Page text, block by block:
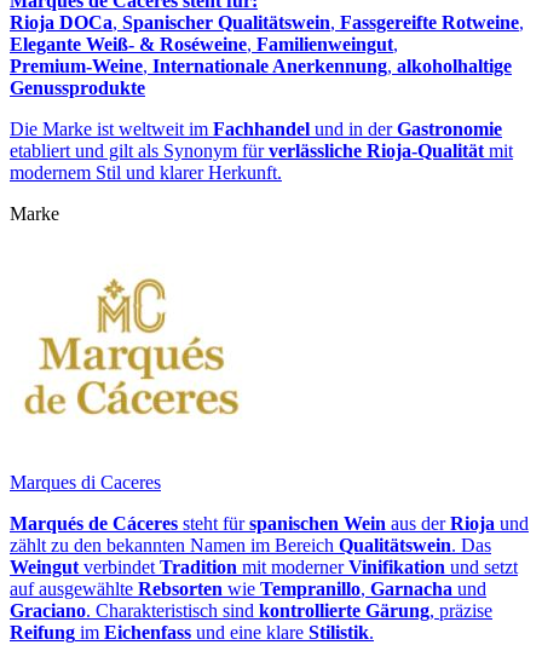
Rioja DOCa, Spanischer Qualitätswein, Fassgereifte Rotweine,
Elegante Weiß‑ & Roséweine, Familienweingut,
Premium‑Weine, Internationale Anerkennung, alkoholhaltige
Genussprodukte
Die Marke ist weltweit im Fachhandel und in derGastronomie
etabliert und gilt als Synonym fürverlässliche Rioja‑Qualität mit
modernem Stil und klarer Herkunft.
Marke
Marques di Caceres
Marqués de Cáceres steht fürspanischen Wein aus derRioja und
zählt zu den bekannten Namen im Bereich Qualitätswein. Das
Weingut verbindet Tradition mit modernerVinifikation und setzt
auf ausgewählte Rebsorten wie Tempranillo, Garnacha und
Graciano. Charakteristisch sind kontrollierte Gärung, präzise
Reifung im Eichenfass und eine klare Stilistik.